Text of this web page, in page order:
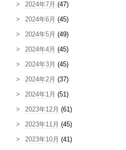
2024年7月 (47)
2024年6月 (45)
2024年5月 (49)
2024年4月 (45)
2024年3月 (45)
2024年2月 (37)
2024年1月 (51)
2023年12月 (61)
2023年11月 (45)
2023年10月 (41)